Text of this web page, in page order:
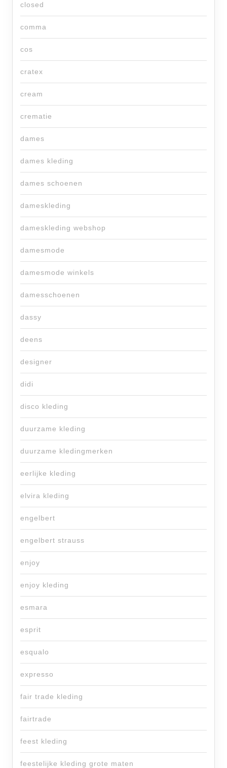
closed
comma
cos
cratex
cream
crematie
dames
dames kleding
dames schoenen
dameskleding
dameskleding webshop
damesmode
damesmode winkels
damesschoenen
dassy
deens
designer
didi
disco kleding
duurzame kleding
duurzame kledingmerken
eerlijke kleding
elvira kleding
engelbert
engelbert strauss
enjoy
enjoy kleding
esmara
esprit
esqualo
expresso
fair trade kleding
fairtrade
feest kleding
feestelijke kleding grote maten